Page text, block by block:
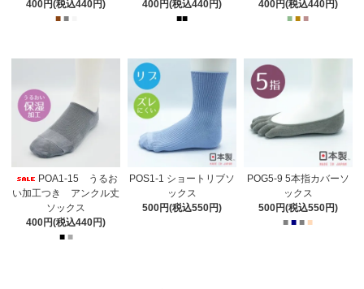
400円(税込440円)
■ ■
400円(税込440円)
■■
400円(税込440円)
■ ■ ■
POA1-15 うるお
い加工つき アンクル丈
ソックス
400円(税込440円)
■ ■
POS1-1 ショートリブソ
ックス
500円(税込550円)
POG5-9 5本指カバーソ
ックス
500円(税込550円)
■ ■ ■ ■